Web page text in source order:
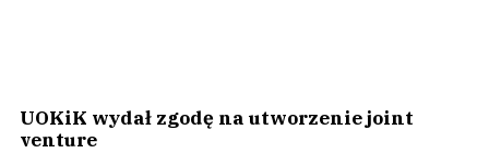
UOKiK wydał zgodę na utworzenie joint
venture